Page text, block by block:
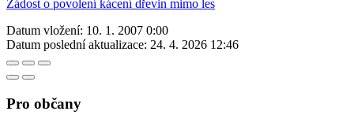
Žádost o povolení kácení dřevin mimo les
Datum vložení: 10. 1. 2007 0:00
Datum poslední aktualizace: 24. 4. 2026 12:46
Pro občany